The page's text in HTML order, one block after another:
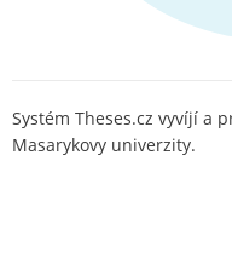
Systém Theses.cz vyvíjí a
Masarykovy univerzity.